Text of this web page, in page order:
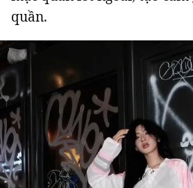
Thông tin tòa soạn
Đọc Thanh Niên trên điện thoại
quần.